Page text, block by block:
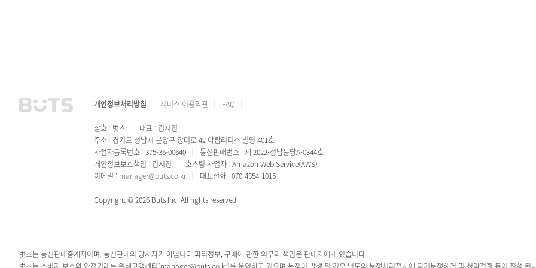
개인정보처리방침 서비스 이용약관 FAQ
상호 : 벗츠
대표 : 김시진
주소 : 경기도 성남시 분당구 장미로 42 야탑리더스 빌딩 401호
사업자등록번호 : 375-36-00640
통신판매번호 : 제 2022-성남분당A-0344호
개인정보보호책임 : 김시진
호스팅 사업자 : Amazon Web Service(AWS)
이메일 : manager@buts.co.kr 대표전화 : 070-4354-1015
Copyright © 2026 Buts Inc. All rights reserved.
벗츠는 통신판매중개자이며, 통신판매의 당사자가 아닙니다.파티정보, 구매에 관한 의무와 책임은 판매자에게 있습니다.
벗츠는 소비자 보호와 안전거래를 위해고객센터(manager@buts.co.kr)를 운영하고 있으며,분쟁이 발생 된 경우 별도의 분쟁처리절차에 의거분쟁해결 및 청약철회 등이 진행 됩